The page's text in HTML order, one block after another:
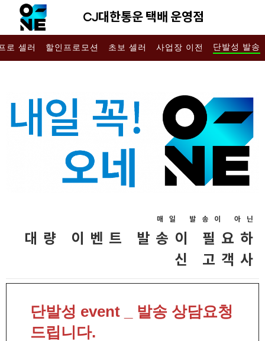
CJ대한통운 택배 운영점
로 셀러 할인프로모션 초보 셀러 사업장 이전 단발성 발송
매일 발송이 아닌
대량 이벤트 발송이 필요하
신 고객사
단발성 event _ 발송 상담요청
드립니다.